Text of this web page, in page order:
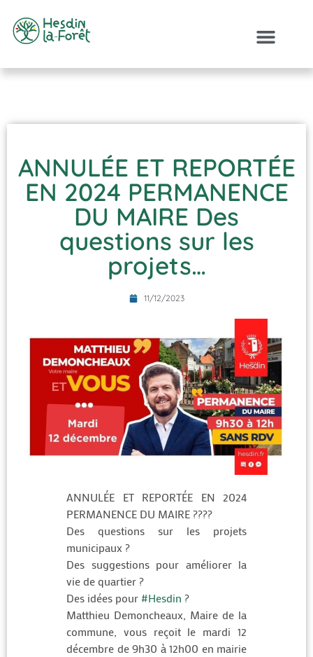
ANNULÉE ET REPORTÉE
EN 2024 PERMANENCE
DU MAIRE Des
questions sur les
projets…
11/12/2023
ANNULÉE ET REPORTÉE EN 2024
PERMANENCE DU MAIRE ????
Des questions sur les projets
municipaux ?
Des suggestions pour améliorer la
vie de quartier ?
Des idées pour#Hesdin ?
Matthieu Demoncheaux, Maire de la
commune, vous reçoit le mardi 12
décembre de 9h30 à 12h00 en mairie